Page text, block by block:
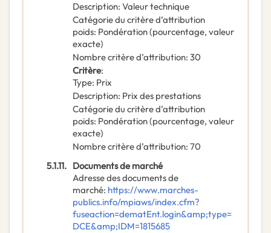
Description: Valeur technique
Catégorie du critère d’attribution
poids: Pondération (pourcentage, valeur
exacte)
Nombre critère d’attribution: 30
Critère:
Type: Prix
Description: Prix des prestations
Catégorie du critère d’attribution
poids: Pondération (pourcentage, valeur
exacte)
Nombre critère d’attribution: 70
5.1.11. Documents de marché
Adresse des documents de
marché: https://www.marches-
publics.info/mpiaws/index.cfm?
fuseaction=dematEnt.login&amp;type=
DCE&amp;IDM=1815685